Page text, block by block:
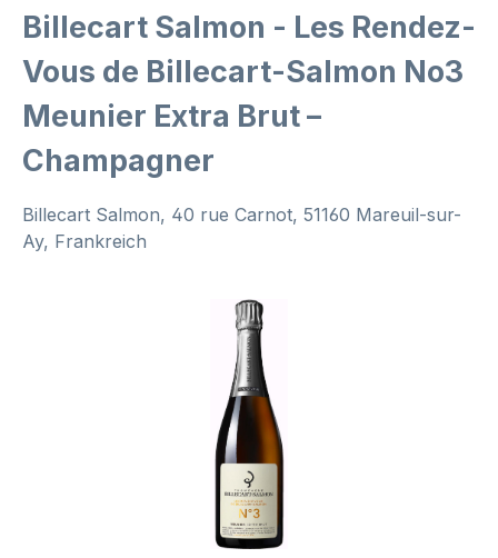
Billecart Salmon - Les Rendez-
Vous de Billecart-Salmon No3
Meunier Extra Brut –
Champagner
Billecart Salmon, 40 rue Carnot, 51160 Mareuil-sur-
Ay, Frankreich
Bildergalerie überspringen